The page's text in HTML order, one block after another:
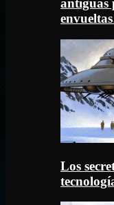
antiguas
Los